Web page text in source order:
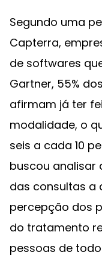
Segundo uma
Capterra,
de softwares
Gartner, 55%
afirmam já ter
modalidade, o
seis a cada 10
buscou analisar
das consultas a
percepção dos
do tratamento
pessoas de